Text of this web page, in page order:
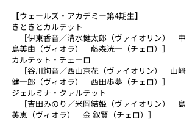
【ウェールズ・アカデミー第4期生】
きときとカルテット
［伊東香音／清水健太郎（ヴァイオリン） 中
島美由（ヴィオラ） 藤森洸一（チェロ）］
カルテット・チェーロ
［谷川絢音／西山京花（ヴァイオリン） 山﨑
健一郎（ヴィオラ） 西田歩夢（チェロ）］
ジェルミナ・クァルテット
［吉田みのり／米岡結姫（ヴァイオリン） 島
英恵（ヴィオラ） 金 叙賢（チェロ）］